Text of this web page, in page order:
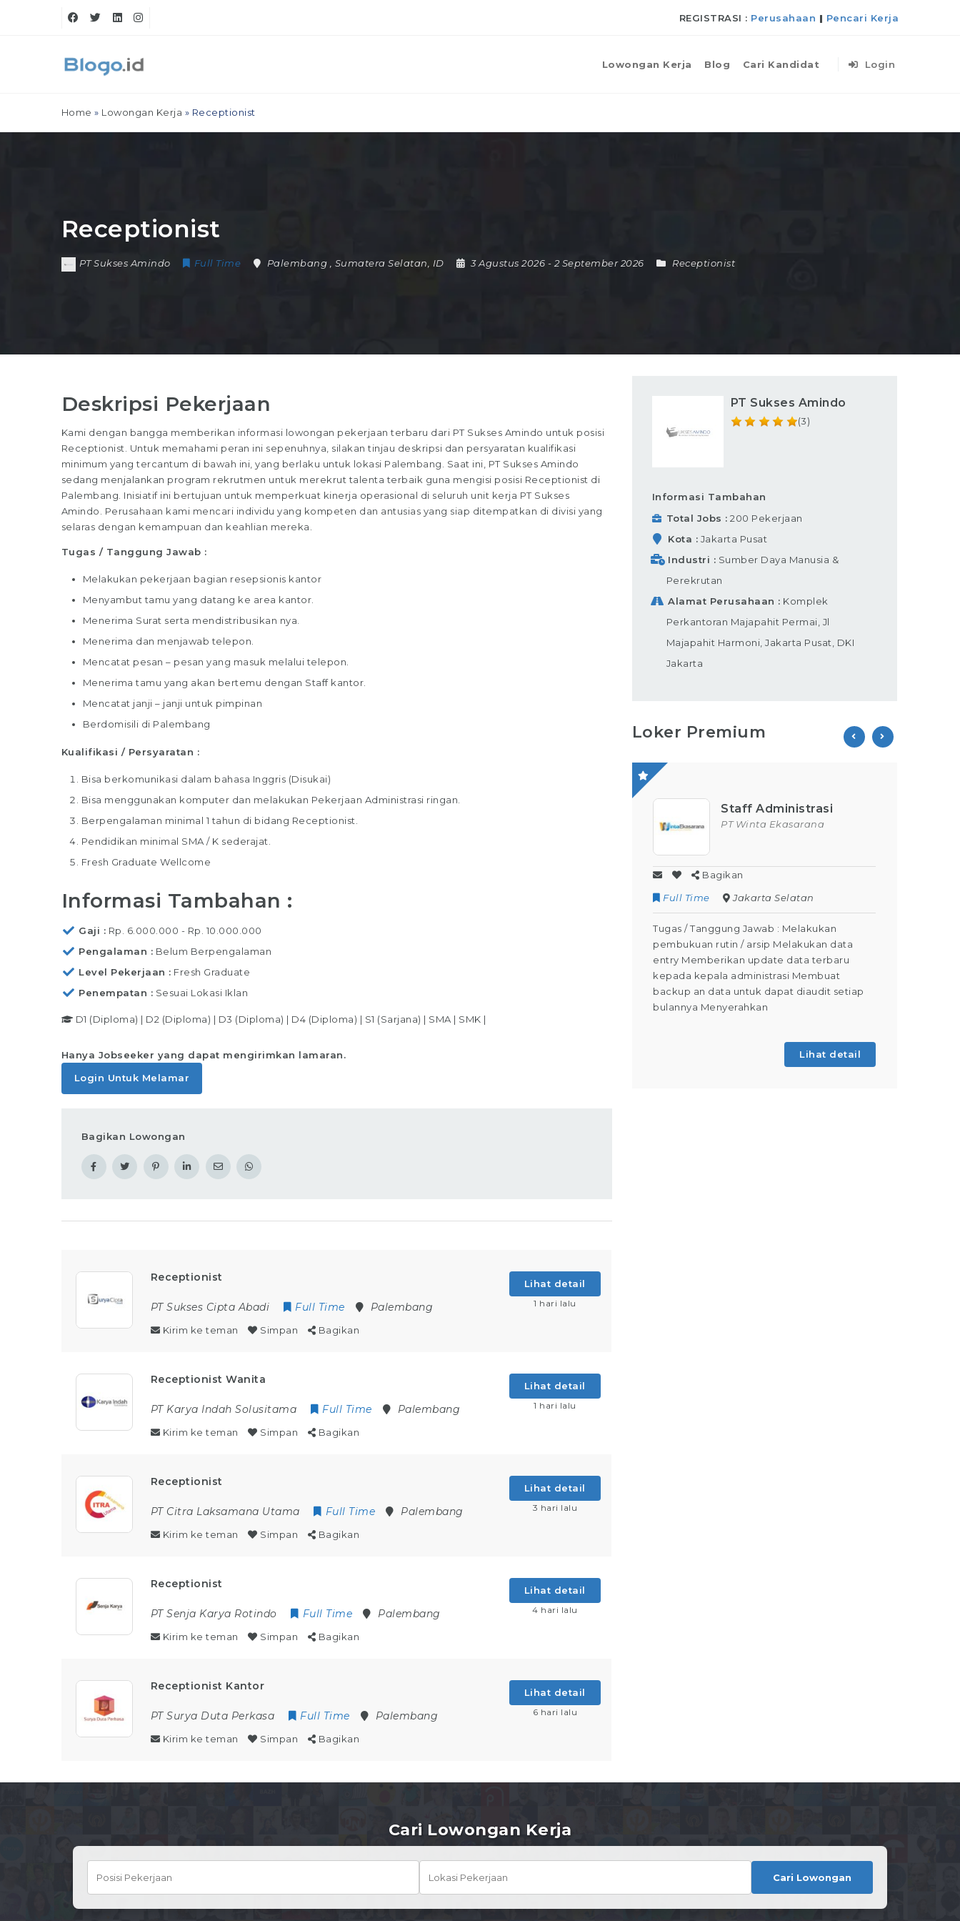
REGISTRASI : Perusahaan | Pencari Kerja
Lowongan Kerja Blog Cari Kandidat Login
Home » Lowongan Kerja » Receptionist
Receptionist
PT Sukses Amindo Full Time Palembang Sumatera Selatan ID 3 Agustus 2026 - 2 September 2026 Receptionist
Deskripsi Pekerjaan
Kami dengan bangga memberikan informasi lowongan pekerjaan terbaru dari PT Sukses Amindo untuk posisi
Receptionist. Untuk memahami peran ini sepenuhnya, silakan tinjau deskripsi dan persyaratan kualifikasi
minimum yang tercantum di bawah ini, yang berlaku untuk lokasi Palembang. Saat ini, PT Sukses Amindo
sedang menjalankan program rekrutmen untuk merekrut talenta terbaik guna mengisi posisi Receptionist di
Palembang. Inisiatif ini bertujuan untuk memperkuat kinerja operasional di seluruh unit kerja PT Sukses
Amindo. Perusahaan kami mencari individu yang kompeten dan antusias yang siap ditempatkan di divisi yang
selaras dengan kemampuan dan keahlian mereka.
Tugas / Tanggung Jawab :
Melakukan pekerjaan bagian resepsionis kantor
Menyambut tamu yang datang ke area kantor.
Menerima Surat serta mendistribusikan nya.
Menerima dan menjawab telepon.
Mencatat pesan – pesan yang masuk melalui telepon.
Menerima tamu yang akan bertemu dengan Staff kantor.
Mencatat janji – janji untuk pimpinan
Berdomisili di Palembang
Kualifikasi / Persyaratan :
Bisa berkomunikasi dalam bahasa Inggris (Disukai)
Bisa menggunakan komputer dan melakukan Pekerjaan Administrasi ringan.
Berpengalaman minimal 1 tahun di bidang Receptionist.
Pendidikan minimal SMA / K sederajat.
Fresh Graduate Wellcome
Informasi Tambahan :
Gaji
Rp. 6.000.000 - Rp. 10.000.000
Pengalaman
Belum Berpengalaman
Level Pekerjaan
Fresh Graduate
Penempatan
Sesuai Lokasi Iklan
D1 (Diploma) | D2 (Diploma) | D3 (Diploma) | D4 (Diploma) | S1 (Sarjana) | SMA | SMK |
Hanya Jobseeker yang dapat mengirimkan lamaran.
Login Untuk Melamar
Bagikan Lowongan
Receptionist
PT Sukses Cipta Abadi Full Time Palembang
Kirim ke teman Simpan Bagikan
Lihat detail
1 hari lalu
Receptionist Wanita
PT Karya Indah Solusitama Full Time Palembang
Kirim ke teman Simpan Bagikan
Lihat detail
1 hari lalu
Receptionist
PT Citra Laksamana Utama Full Time Palembang
Kirim ke teman Simpan Bagikan
Lihat detail
3 hari lalu
Receptionist
PT Senja Karya Rotindo Full Time Palembang
Kirim ke teman Simpan Bagikan
Lihat detail
4 hari lalu
Receptionist Kantor
PT Surya Duta Perkasa Full Time Palembang
Kirim ke teman Simpan Bagikan
Lihat detail
6 hari lalu
PT Sukses Amindo
(3)
Informasi Tambahan
Total Jobs
200 Pekerjaan
Kota
Jakarta Pusat
Industri
Sumber Daya Manusia &
Perekrutan
Alamat Perusahaan
Komplek
Perkantoran Majapahit Permai, Jl
Majapahit Harmoni, Jakarta Pusat, DKI
Jakarta
Loker Premium
Staff Administrasi
PT Winta Ekasarana
Bagikan
Full Time
Jakarta Selatan
Tugas / Tanggung Jawab : Melakukan
pembukuan rutin / arsip Melakukan data
entry Memberikan update data terbaru
kepada kepala administrasi Membuat
backup an data untuk dapat diaudit setiap
bulannya Menyerahkan
Lihat detail
Cari Lowongan Kerja
Cari Lowongan